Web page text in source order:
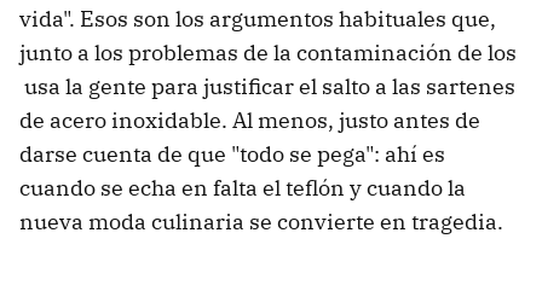
vida". Esos son los argumentos habituales que,
junto a los problemas de la contaminación de los
usa la gente para justificar el salto a las sartenes
de acero inoxidable. Al menos, justo antes de
darse cuenta de que "todo se pega": ahí es
cuando se echa en falta el teflón y cuando la
nueva moda culinaria se convierte en tragedia.